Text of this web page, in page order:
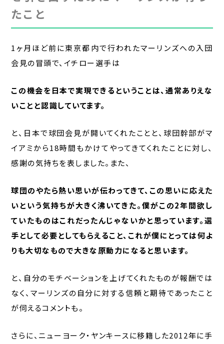
たこと
1ヶ月ほど前に東京都内で行われたマーリンズへの入団
会見の冒頭で、イチロー選手は
この機会を日本で実現できるということは、通常ありえな
いことと認識していてます。
と、日本で球団会見が開いてくれたことと、球団幹部がマ
イアミから18時間もかけてやってきてくれたことに対し、
感謝の気持ちを表しました。また、
球団のやたら熱い思いが伝わってきて、この思いに応えた
いという気持ちが大きく沸いてきた。僕がこの2年間欲し
ていたものはこれだったんじゃないかと思っています。選
手として必要としてもらえること、これが僕にとっては何よ
りも大切なもので大きな原動力になると思います。
と、自分のモチベーションを上げてくれたものが報酬では
なく、マーリンズの自分に対する信頼と期待であったこと
が伺えるコメントも。
さらに、ニューヨーク・ヤンキースに移籍した2012年に手